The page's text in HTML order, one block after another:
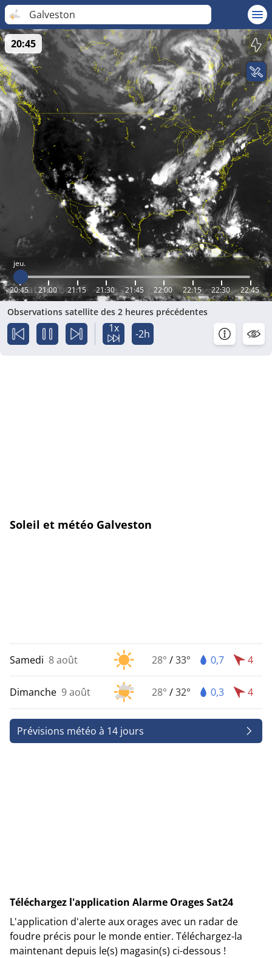
Galveston
jeu.
20:45 21:00 21:15 21:30 21:45 22:00 22:15 22:30 22:45
20:45
Observations satellite des 2 heures précédentes
1x -2h
Soleil et météo Galveston
Samedi 8 août 28° /33° 0,7 4
Dimanche 9 août 28° /32° 0,3 4
Prévisions météo à 14 jours
Téléchargez l'application Alarme Orages Sat24
L'application d'alerte aux orages avec un radar de
foudre précis pour le monde entier. Téléchargez-la
maintenant depuis le(s) magasin(s) ci-dessous !